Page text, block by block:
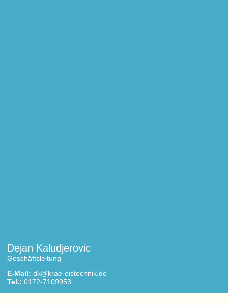
Dejan Kaludjerovic
Geschäftsleitung
E-Mail: dk@krae-eistechnik.de
Tel.: 0172-7109953